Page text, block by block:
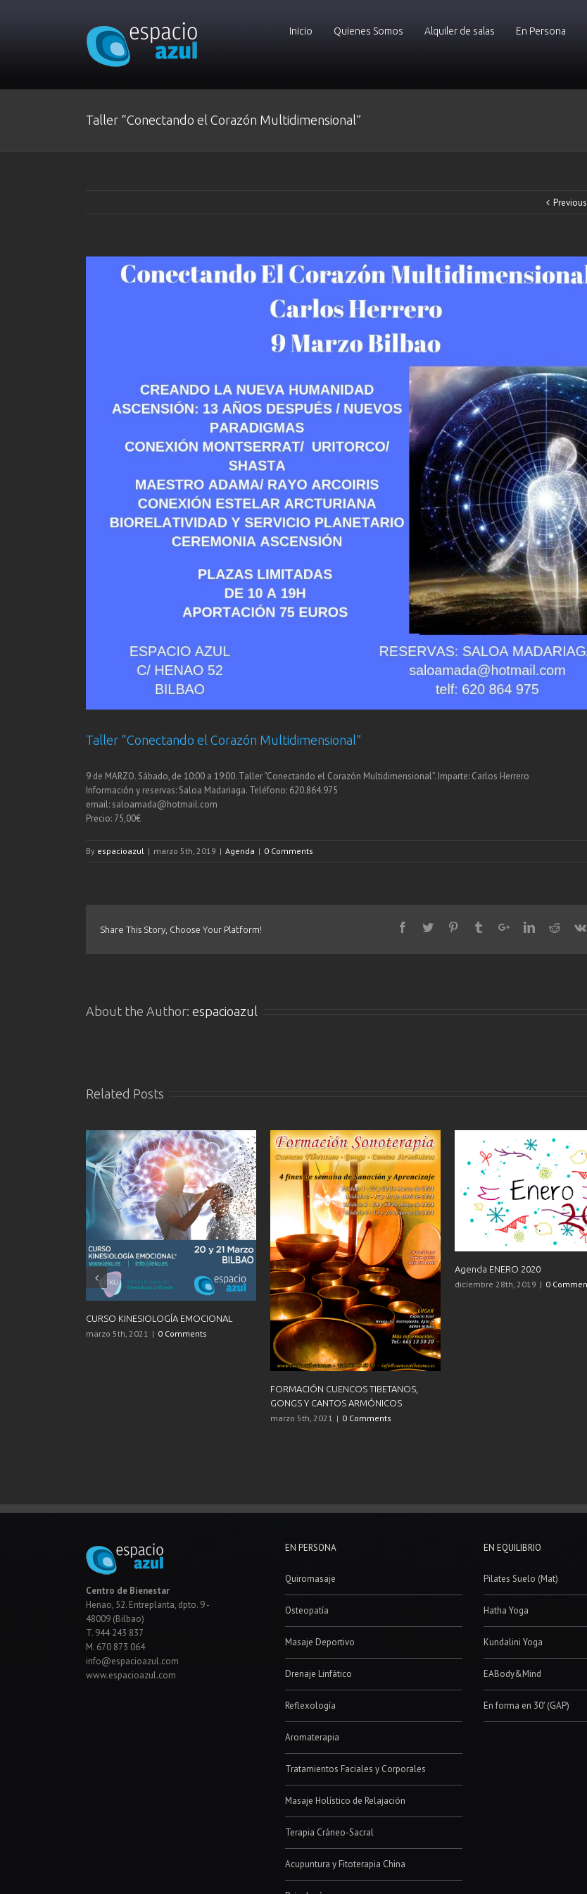
Inicio Quienes Somos Alquiler de salas En Persona
Taller “Conectando el Corazón Multidimensional”
Previous
Taller “Conectando el Corazón Multidimensional”
9 de MARZO. Sábado, de 10:00 a 19:00. Taller “Conectando el Corazón Multidimensional”. Imparte: Carlos Herrero
Información y reservas: Saloa Madariaga. Teléfono: 620.864.975
email: saloamada@hotmail.com
Precio: 75,00€
By espacioazul | marzo 5th, 2019 | Agenda | 0 Comments
Share This Story, Choose Your Platform!
About the Author: espacioazul
Related Posts
Agenda ENERO 2020
diciembre 28th, 2019 | 0 Comments
Agenda DICIEMBRE 2019
noviembre 27th, 2019 | 0 Comments
AGENDA JULIO 2019
junio 22nd, 2019 | 0 Comments
Henao, 52. Entreplanta, dpto. 9 -
M. 670 873 064
info@espacioazul.com
Masaje Deportivo
Drenaje Linfático
Reflexología
Aromaterapia
Tratamientos Faciales y Corporales
Masaje Holístico de Relajación
Terapia Cráneo-Sacral
Acupuntura y Fitoterapia China
Psicología
Terapia de Polaridad
Sesiones Reiki
Kundalini Yoga
EABody&Mind
En forma en 30′ (GAP)